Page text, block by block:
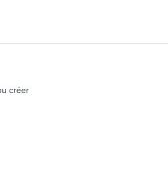
créer